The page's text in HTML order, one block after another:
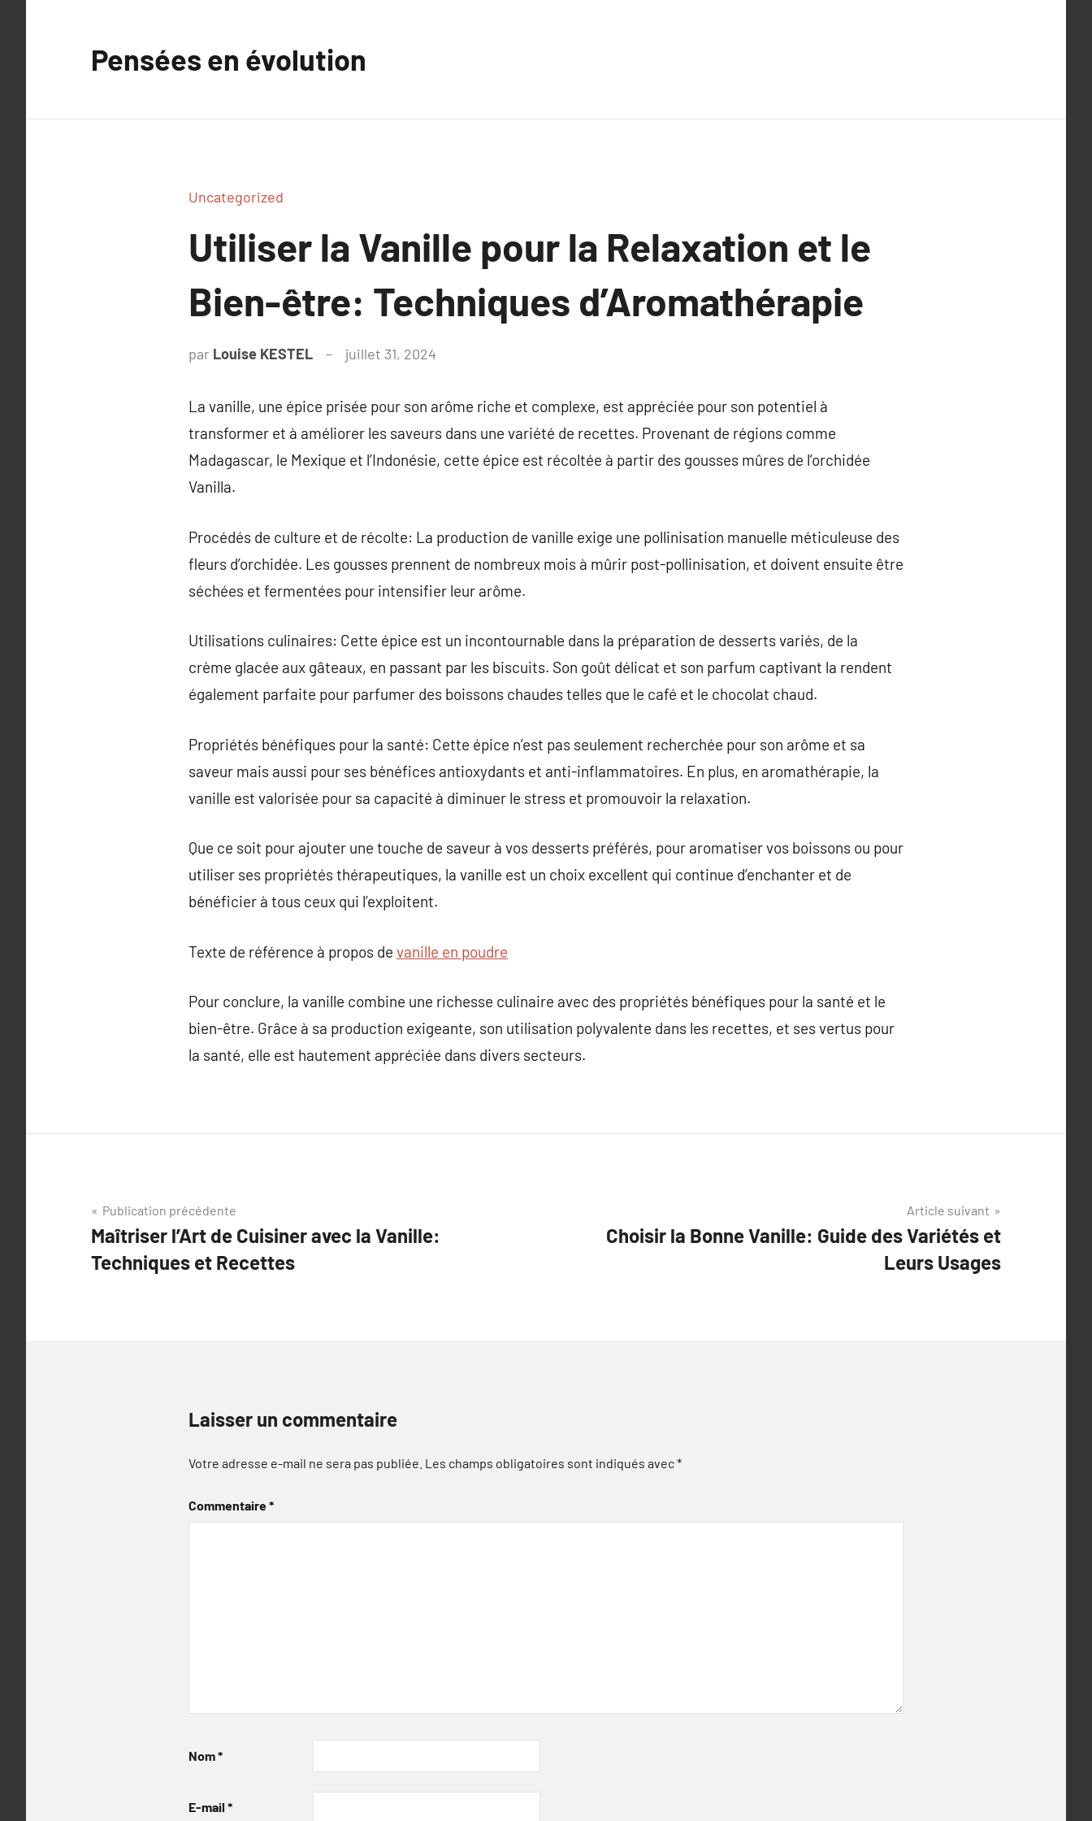
Pensées en évolution
Uncategorized
Utiliser la Vanille pour la Relaxation et le
Bien-être: Techniques d’Aromathérapie
par Louise KESTEL juillet 31, 2024
La vanille, une épice prisée pour son arôme riche et complexe, est appréciée pour son potentiel à
transformer et à améliorer les saveurs dans une variété de recettes. Provenant de régions comme
Madagascar, le Mexique et l’Indonésie, cette épice est récoltée à partir des gousses mûres de l’orchidée
Vanilla.
Procédés de culture et de récolte: La production de vanille exige une pollinisation manuelle méticuleuse des
fleurs d’orchidée. Les gousses prennent de nombreux mois à mûrir post-pollinisation, et doivent ensuite être
séchées et fermentées pour intensifier leur arôme.
Utilisations culinaires: Cette épice est un incontournable dans la préparation de desserts variés, de la
crème glacée aux gâteaux, en passant par les biscuits. Son goût délicat et son parfum captivant la rendent
également parfaite pour parfumer des boissons chaudes telles que le café et le chocolat chaud.
Propriétés bénéfiques pour la santé: Cette épice n’est pas seulement recherchée pour son arôme et sa
saveur mais aussi pour ses bénéfices antioxydants et anti-inflammatoires. En plus, en aromathérapie, la
vanille est valorisée pour sa capacité à diminuer le stress et promouvoir la relaxation.
Que ce soit pour ajouter une touche de saveur à vos desserts préférés, pour aromatiser vos boissons ou pour
utiliser ses propriétés thérapeutiques, la vanille est un choix excellent qui continue d’enchanter et de
bénéficier à tous ceux qui l’exploitent.
Texte de référence à propos de vanille en poudre
Pour conclure, la vanille combine une richesse culinaire avec des propriétés bénéfiques pour la santé et le
bien-être. Grâce à sa production exigeante, son utilisation polyvalente dans les recettes, et ses vertus pour
la santé, elle est hautement appréciée dans divers secteurs.
Navigation
de
l’article
Publication précédente
Maîtriser l’Art de Cuisiner avec la Vanille:
Techniques et Recettes
Article suivant
Choisir la Bonne Vanille: Guide des Variétés et
Leurs Usages
Laisser un commentaire
Votre adresse e-mail ne sera pas publiée. Les champs obligatoires sont indiqués avec*
Commentaire*
Nom*
E-mail *